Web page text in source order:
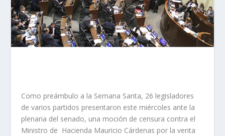
Como preámbulo a la Semana Santa, 26 legisladores
de varios partidos presentaron este miércoles ante la
plenaria del senado, una moción de censura contra el
Ministro de Hacienda Mauricio Cárdenas por la venta